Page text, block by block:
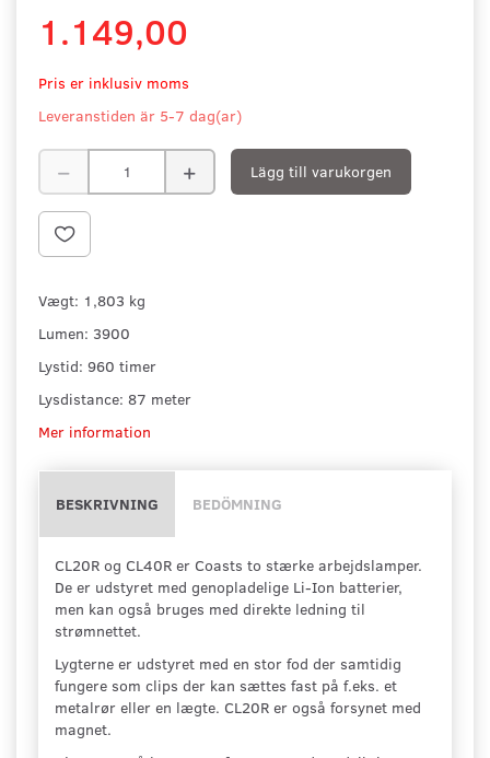
1.149,00
Pris er inklusiv moms
Leveranstiden är 5-7 dag(ar)
Lägg till varukorgen
Vægt: 1,803 kg
Lumen: 3900
Lystid: 960 timer
Lysdistance: 87 meter
Mer information
BESKRIVNING BEDÖMNING
CL20R og CL40R er Coasts to stærke arbejdslamper.
De er udstyret med genopladelige Li-Ion batterier,
men kan også bruges med direkte ledning til
strømnettet.
Lygterne er udstyret med en stor fod der samtidig
fungere som clips der kan sættes fast på f.eks. et
metalrør eller en lægte. CL20R er også forsynet med
magnet.